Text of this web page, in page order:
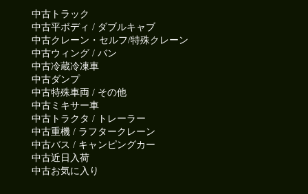
中古トラック
中古平ボディ / ダブルキャブ
中古クレーン・セルフ/特殊クレーン
中古ウィング / バン
中古冷蔵冷凍車
中古ダンプ
中古特殊車両 / その他
中古ミキサー車
中古トラクタ / トレーラー
中古重機 / ラフタークレーン
中古バス / キャンピングカー
中古近日入荷
中古お気に入り